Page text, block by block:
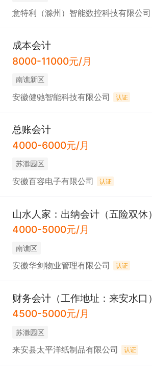
意特利（滁州）智能数控科技有限公司
成本会计
8000-11000元/月
南谯新区
安徽健驰智能科技有限公司 认证
总账会计
4000-6000元/月
苏滁园区
安徽百容电子有限公司 认证
山水人家：出纳会计（五险双休）
4000-5000元/月
南谯区
安徽华剑物业管理有限公司 认证
财务会计（工作地址：来安水口）
4500-5000元/月
苏滁园区
来安县太平洋纸制品有限公司 认证